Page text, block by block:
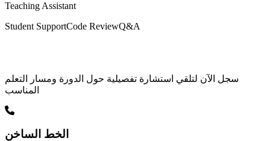
Teaching Assistant
Student SupportCode ReviewQ&A
سجل الآن لتلقي استشارة تفصيلية حول الدورة ومسار التعلم
المناسب
الخط الساخن